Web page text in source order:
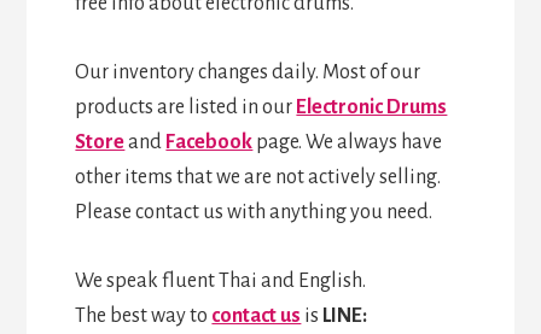
Our inventory changes daily. Most of our
products are listed in our Electronic Drums
Storeand Facebook page. We always have
other items that we are not actively selling.
Please contact us with anything you need.
We speak fluent Thai and English.
The best way to contact us is LINE: